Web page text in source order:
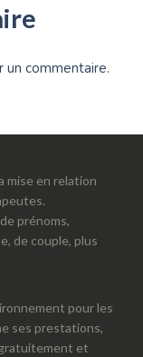
un commentaire.
mise en relation
prénoms,
de couple, plus
pour les
ses prestations,
et